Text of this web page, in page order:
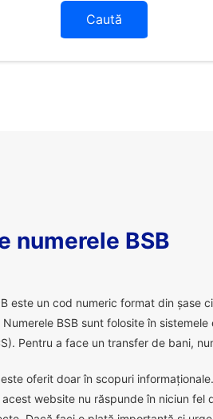
Caută
numerele BSB
este un cod numeric format din șase
BSB sunt folosite în
Pentru a face un transfer de bani,
oferit doar în scopuri
website nu răspunde în niciun